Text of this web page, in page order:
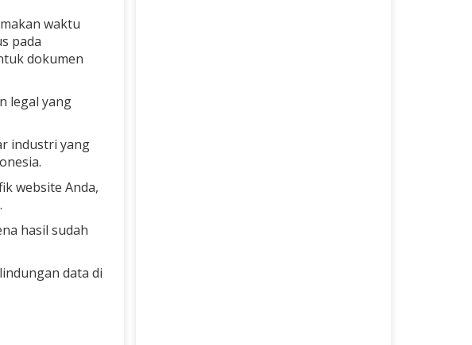
waktu
pada
dokumen
legal yang
industri yang
website Anda,
hasil sudah
data di